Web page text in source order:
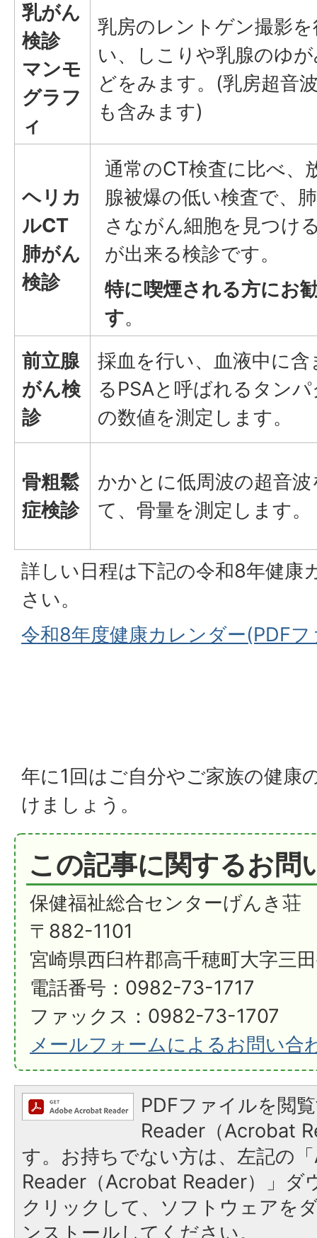
乳がん
検診
マンモ
グラフ
ィ
乳房のレントゲン撮影を
い、しこりや乳腺のゆ
どをみます。(乳房超音
も含みます)
ヘリカ
ルCT
肺がん
検診
通常のCT検査に比べ、
腺被爆の低い検査で、
さながん細胞を見つけ
が出来る検診です。
特に喫煙される方にお
す。
前立腺
がん検
診
採血を行い、血液中に含
るPSAと呼ばれるタン
の数値を測定します。
骨粗鬆
症検診
かかとに低周波の超音
て、骨量を測定します。
詳しい日程は下記の令和8年健康
さい。
令和8年度健康カレンダー(PDF
年に1回はご自分やご家族の健康
けましょう。
この記事に関するお問
保健福祉総合センターげんき荘
〒882-1101
宮崎県西臼杵郡高千穂町大字三
電話番号：0982-73-1717
ファックス：0982-73-1707
メールフォームによるお問い合
PDFファイルを閲
Reader（Acrobat
す。お持ちでない方は、左記の
Reader（Acrobat Reader）」ダ
クリックして、ソフトウェアを
ンストールしてください。